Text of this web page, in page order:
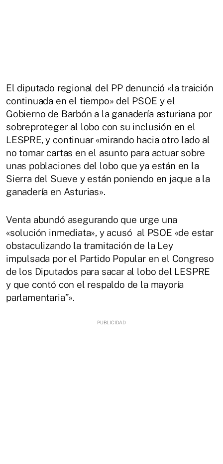
El diputado regional del PP denunció «la traición
continuada en el tiempo» del PSOE y el
Gobierno de Barbón a la ganadería asturiana por
sobreproteger al lobo con su inclusión en el
LESPRE, y continuar «mirando hacia otro lado al
no tomar cartas en el asunto para actuar sobre
unas poblaciones del lobo que ya están en la
Sierra del Sueve y están poniendo en jaque a la
ganadería en Asturias».
Venta abundó asegurando que urge una
«solución inmediata», y acusó al PSOE «de estar
obstaculizando la tramitación de la Ley
impulsada por el Partido Popular en el Congreso
de los Diputados para sacar al lobo del LESPRE
y que contó con el respaldo de la mayoría
parlamentaria”».